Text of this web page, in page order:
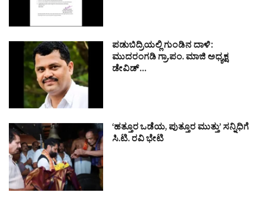
ಪಡುಬಿದ್ರಿಯಲ್ಲಿ ಗುಂಡಿನ ದಾಳಿ:
ಮುದರಂಗಡಿ ಗ್ರಾ.ಪಂ. ಮಾಜಿ ಅಧ್ಯಕ್ಷ
ಡೇವಿಡ್…
‘ಹತ್ತೂರ ಒಡೆಯ, ಪುತ್ತೂರ ಮುತ್ತು’ ಸನ್ನಿಧಿಗೆ
ಸಿ.ಟಿ. ರವಿ ಭೇಟಿ